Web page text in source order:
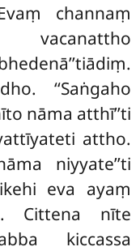
channaṃ
vacanattho
‘‘Saṅgaho
nāma atthī’’ti
attho.
niyyate’’ti
eva ayaṃ
Cittena nīte
kiccassa